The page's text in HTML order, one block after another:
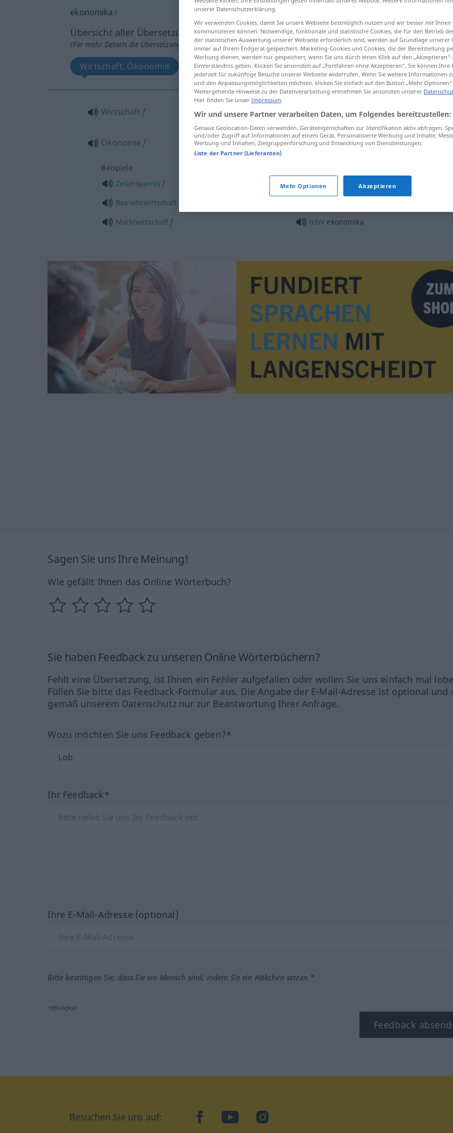
ekonomika f
Übersicht aller Übersetzungen
(Für mehr Details die Übersetzung anklicken/antippen)
Wirtschaft, Ökonomie
Wirtschaft f ekonomika
Ökonomie f ekonomika
Beispiele
Zeitersparnis f
časová ekonomika
Betriebswirtschaftf
Marktwirtschaft f tržní ekonomika
Sagen Sie uns Ihre Meinung!
Wie gefällt Ihnen das Online Wörterbuch?
Sie haben Feedback zu unseren Online Wörterbüchern?
Fehlt eine Übersetzung, ist Ihnen ein Fehler aufgefallen oder wollen Sie uns einfach mal
Füllen Sie bitte das Feedback-Formular aus. Die Angabe der E-Mail-Adresse ist optional und
gemäß unserem Datenschutz nur zur Beantwortung Ihrer Anfrage.
Wozu möchten Sie uns Feedback geben?*
Ihr Feedback*
Ihre E-Mail-Adresse (optional)
Bitte bestätigen Sie, dass Sie ein Mensch sind, indem Sie ein Häkchen setzen.*
*Pflichtfeld
Feedback
Besuchen Sie uns auf: facebookYouTubeInstagram
unserer Datenschutzerklärung.
Wir verwenden Cookies, damit Sie unsere Webseite bestmöglich nutzen und wir besser mit Ihnen
kommunizieren können. Notwendige, funktionale und statistische Cookies, die für den Betrieb
der statistischen Auswertung unserer Webseite erforderlich sind, werden auf Grundlage unserer
immer auf Ihrem Endgerät gespeichert. Marketing-Cookies und Cookies, die der Bereitstellung
Werbung dienen, werden nur gespeichert, wenn Sie uns durch einen Klick auf den
Einverständnis geben. Klicken Sie ansonsten auf „Fortfahren ohne Akzeptieren“. Sie können
jederzeit für zukünftige Besuche unserer Webseite widerrufen. Wenn Sie weitere Informationen
und den Anpassungsmöglichkeiten möchten, klicken Sie einfach auf den Button „Mehr
Weitergehende Hinweise zu der Datenverarbeitung entnehmen Sie ansonsten unserer
Hier finden Sie unser Impressum.
Wir und unsere Partner verarbeiten Daten, um Folgendes bereitzustellen:
Genaue Geolocation-Daten verwenden. Geräteeigenschaften zur Identifikation aktiv abfragen.
und/oder Zugriff auf Informationen auf einem Gerät. Personalisierte Werbung und Inhalte,
Werbung und Inhalten, Zielgruppenforschung und Entwicklung von Dienstleistungen.
Liste der Partner (Lieferanten)
Mehr Optionen Akzeptieren